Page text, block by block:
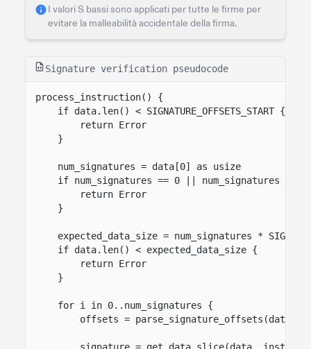
I valori S bassi sono applicati per tutte le firme per
evitare la malleabilità accidentale della firma.
Signature verification pseudocode
process_instruction() {
if data.len() < SIGNATURE_OFFSETS_START {
return Error
}
num_signatures = data[0] as usize
if num_signatures == 0 || num_signatures > 8
return Error
}
expected_data_size = num_signatures *
if data.len() < expected_data_size {
return Error
}
for i in 0..num_signatures {
offsets = parse_signature_offsets(data,